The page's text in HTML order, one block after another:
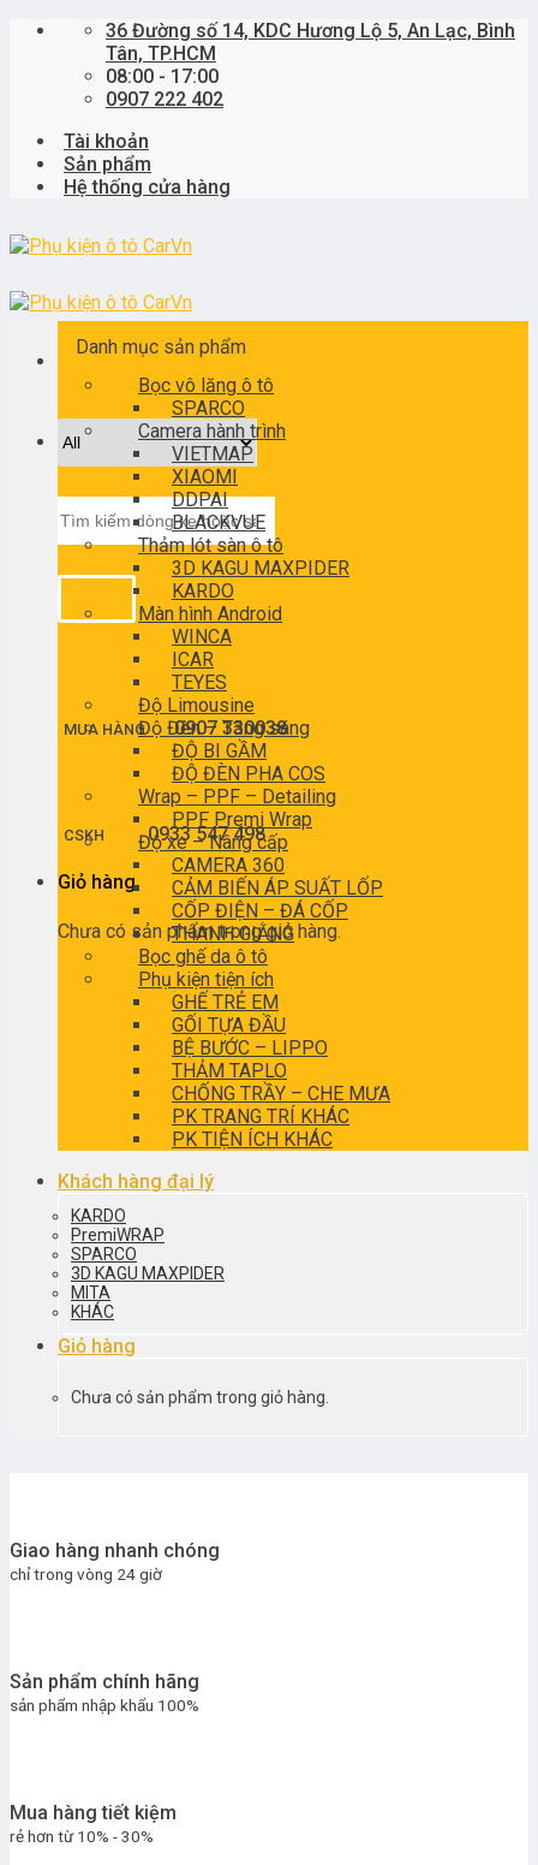
Skip
36 Đường số 14, KDC Hương Lộ 5, An Lạc, Bình
Tân, TP.HCM
08:00 - 17:00
0907 222 402
Tài khoản
Sản phẩm
Hệ thống cửa hàng
kiếm:
MUA HÀNG0907 330038
CSKH0933 547 498
Giỏ hàng
Chưa có sản phẩm trong giỏ hàng.
Danh mục sản phẩm
Bọc vô lăng ô tô
SPARCO
Camera hành trình
VIETMAP
XIAOMI
DDPAI
BLACKVUE
Thảm lót sàn ô tô
3D KAGU MAXPIDER
KARDO
Màn hình Android
WINCA
ICAR
TEYES
Độ Limousine
Độ Đèn – Tăng sáng
ĐỘ BI GẦM
ĐỘ ĐÈN PHA COS
Wrap – PPF – Detailing
PPF Premi Wrap
Độ xe – Nâng cấp
CAMERA 360
CẢM BIẾN ÁP SUẤT LỐP
CỐP ĐIỆN – ĐÁ CỐP
THANH GIẰNG
Bọc ghế da ô tô
Phụ kiện tiện ích
GHẾ TRẺ EM
GỐI TỰA ĐẦU
BỆ BƯỚC – LIPPO
THẢM TAPLO
CHỐNG TRẦY – CHE MƯA
PK TRANG TRÍ KHÁC
PK TIỆN ÍCH KHÁC
Khách hàng đại lý
KARDO
PremiWRAP
SPARCO
3D KAGU MAXPIDER
MITA
KHÁC
Giỏ hàng
Chưa có sản phẩm trong giỏ hàng.
Giao hàng nhanh chóng
chỉ trong vòng 24 giờ
Sản phẩm chính hãng
sản phẩm nhập khẩu 100%
Mua hàng tiết kiệm
rẻ hơn từ 10% - 30%